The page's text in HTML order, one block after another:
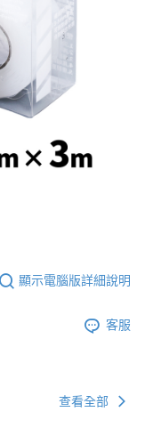
顯示電腦版詳細說明
客服
查看全部